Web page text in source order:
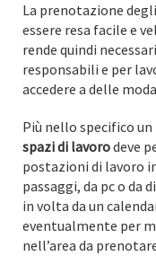
La prenotazione
essere resa facile e
rende quindi
responsabili e per
accedere a delle
Più nello specifico
spazi di lavorodeve
postazioni di lavoro
passaggi, da pc o da
in volta da un
eventualmente per
nell’area da